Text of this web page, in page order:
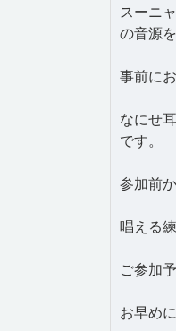
スーニ
の音源を
事前に
なにせ
です。
参加前
唱える
ご参加
お早め